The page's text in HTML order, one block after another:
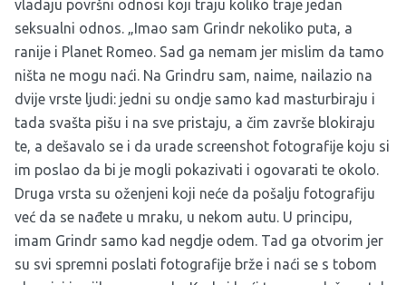
vladaju površni odnosi koji traju koliko traje jedan
seksualni odnos. „Imao sam Grindr nekoliko puta, a
ranije i Planet Romeo. Sad ga nemam jer mislim da tamo
ništa ne mogu naći. Na Grindru sam, naime, nailazio na
dvije vrste ljudi: jedni su ondje samo kad masturbiraju i
tada svašta pišu i na sve pristaju, a čim završe blokiraju
te, a dešavalo se i da urade screenshot fotografije koju si
im poslao da bi je mogli pokazivati i ogovarati te okolo.
Druga vrsta su oženjeni koji neće da pošalju fotografiju
već da se nađete u mraku, u nekom autu. U principu,
imam Grindr samo kad negdje odem. Tad ga otvorim jer
su svi spremni poslati fotografije brže i naći se s tobom